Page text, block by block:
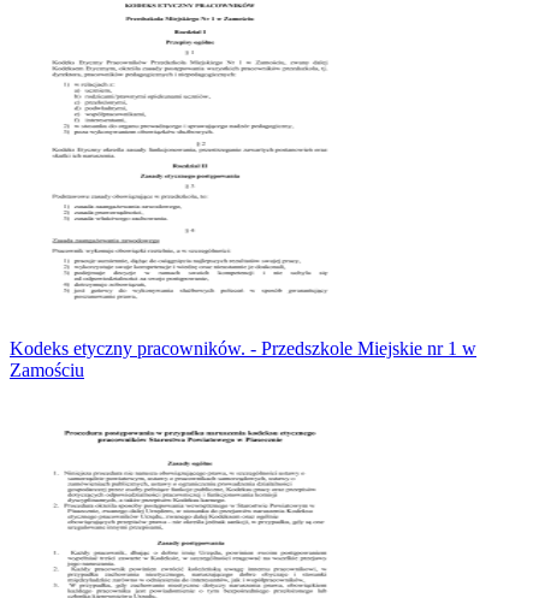
Kodeks etyczny pracowników. - Przedszkole Miejskie nr 1 w
Zamościu